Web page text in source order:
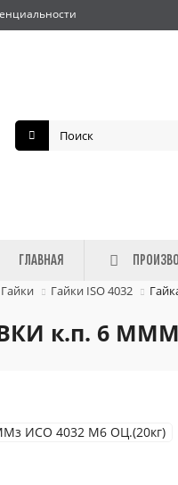
ГЛАВНАЯ
Гайки Гайки ISO 4032
к.п. 6